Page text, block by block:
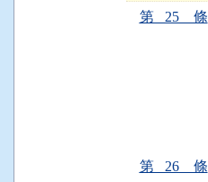
第 25 條
第 26 條